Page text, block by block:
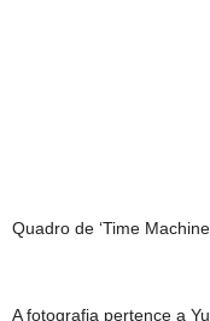
Quadro de ‘Time
A fotografia pertence a